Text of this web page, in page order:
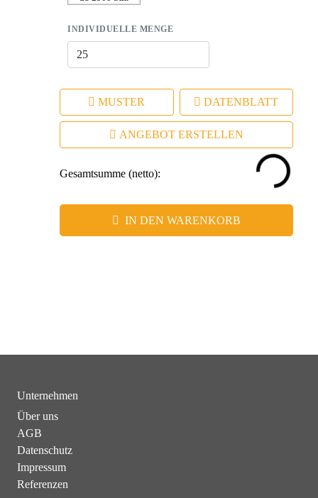
INDIVIDUELLE MENGE
MUSTER DATENBLATT
ANGEBOT ERSTELLEN
Gesamtsumme (netto):
IN DEN WARENKORB
Unternehmen
Über uns
AGB
Datenschutz
Impressum
Referenzen